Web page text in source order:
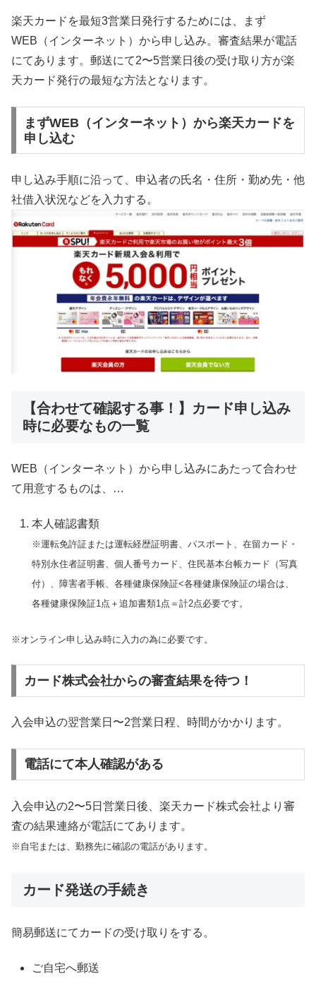
楽天カードを最短3営業日発行するためには、まず
WEB（インターネット）から申し込み。審査結果が電話
にてあります。郵送にて2〜5営業日後の受け取り方が楽
天カード発行の最短な方法となります。
まずWEB（インターネット）から楽天カードを
申し込む
申し込み手順に沿って、申込者の氏名・住所・勤め先・他
社借入状況などを入力する。
【合わせて確認する事！】カード申し込み
時に必要なもの一覧
WEB（インターネット）から申し込みにあたって合わせ
て用意するものは、…
本人確認書類
※運転免許証または運転経歴証明書、パスポート、在留カード・
特別永住者証明書、個人番号カード、住民基本台帳カード（写真
付）、障害者手帳、各種健康保険証<各種健康保険証の場合は、
各種健康保険証1点＋追加書類1点＝計2点必要です。
※オンライン申し込み時に入力の為に必要です。
カード株式会社からの審査結果を待つ！
入会申込の翌営業日〜2営業日程、時間がかかります。
電話にて本人確認がある
入会申込の2〜5日営業日後、楽天カード株式会社より審
査の結果連絡が電話にてあります。
※自宅または、勤務先に確認の電話があります。
カード発送の手続き
簡易郵送にてカードの受け取りをする。
ご自宅へ郵送